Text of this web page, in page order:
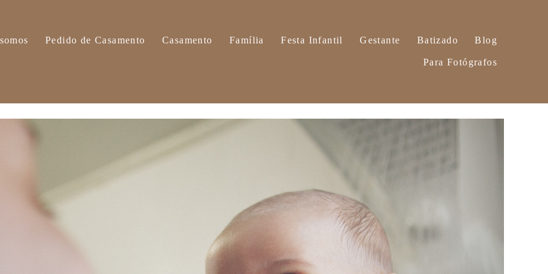
Pedido de Casamento Casamento Família Festa Infantil Gestante Batizado Blog
Para Fotógrafos